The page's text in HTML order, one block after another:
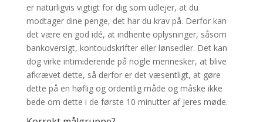
er naturligvis vigtigt for dig som udlejer, at du
modtager dine penge, det har du krav på. Derfor kan
det være en god idé, at indhente oplysninger, såsom
bankoversigt, kontoudskrifter eller lønsedler. Det kan
dog virke intimiderende på nogle mennesker, at blive
afkrævet dette, så derfor er det væsentligt, at gøre
dette på en høflig og ordentlig måde og måske ikke
bede om dette i de første 10 minutter af Jeres møde.